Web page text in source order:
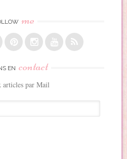
me
EN contact
articles par Mail